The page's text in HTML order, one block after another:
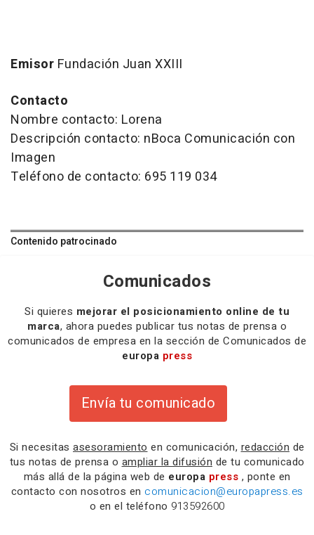
Emisor Fundación Juan XXIII
Contacto
Nombre contacto: Lorena
Descripción contacto: nBoca Comunicación con
Imagen
Teléfono de contacto: 695 119 034
Contenido patrocinado
Comunicados
Si quieres mejorar el posicionamiento online de tu
marca, ahora puedes publicar tus notas de prensa o
comunicados de empresa en la sección de Comunicados de
europa press
Envía tu comunicado
Si necesitas asesoramiento en comunicación, redacción de
tus notas de prensa o ampliar la difusión de tu comunicado
más allá de la página web de europa press , ponte en
contacto con nosotros en comunicacion@europapress.es
o en el teléfono 913592600